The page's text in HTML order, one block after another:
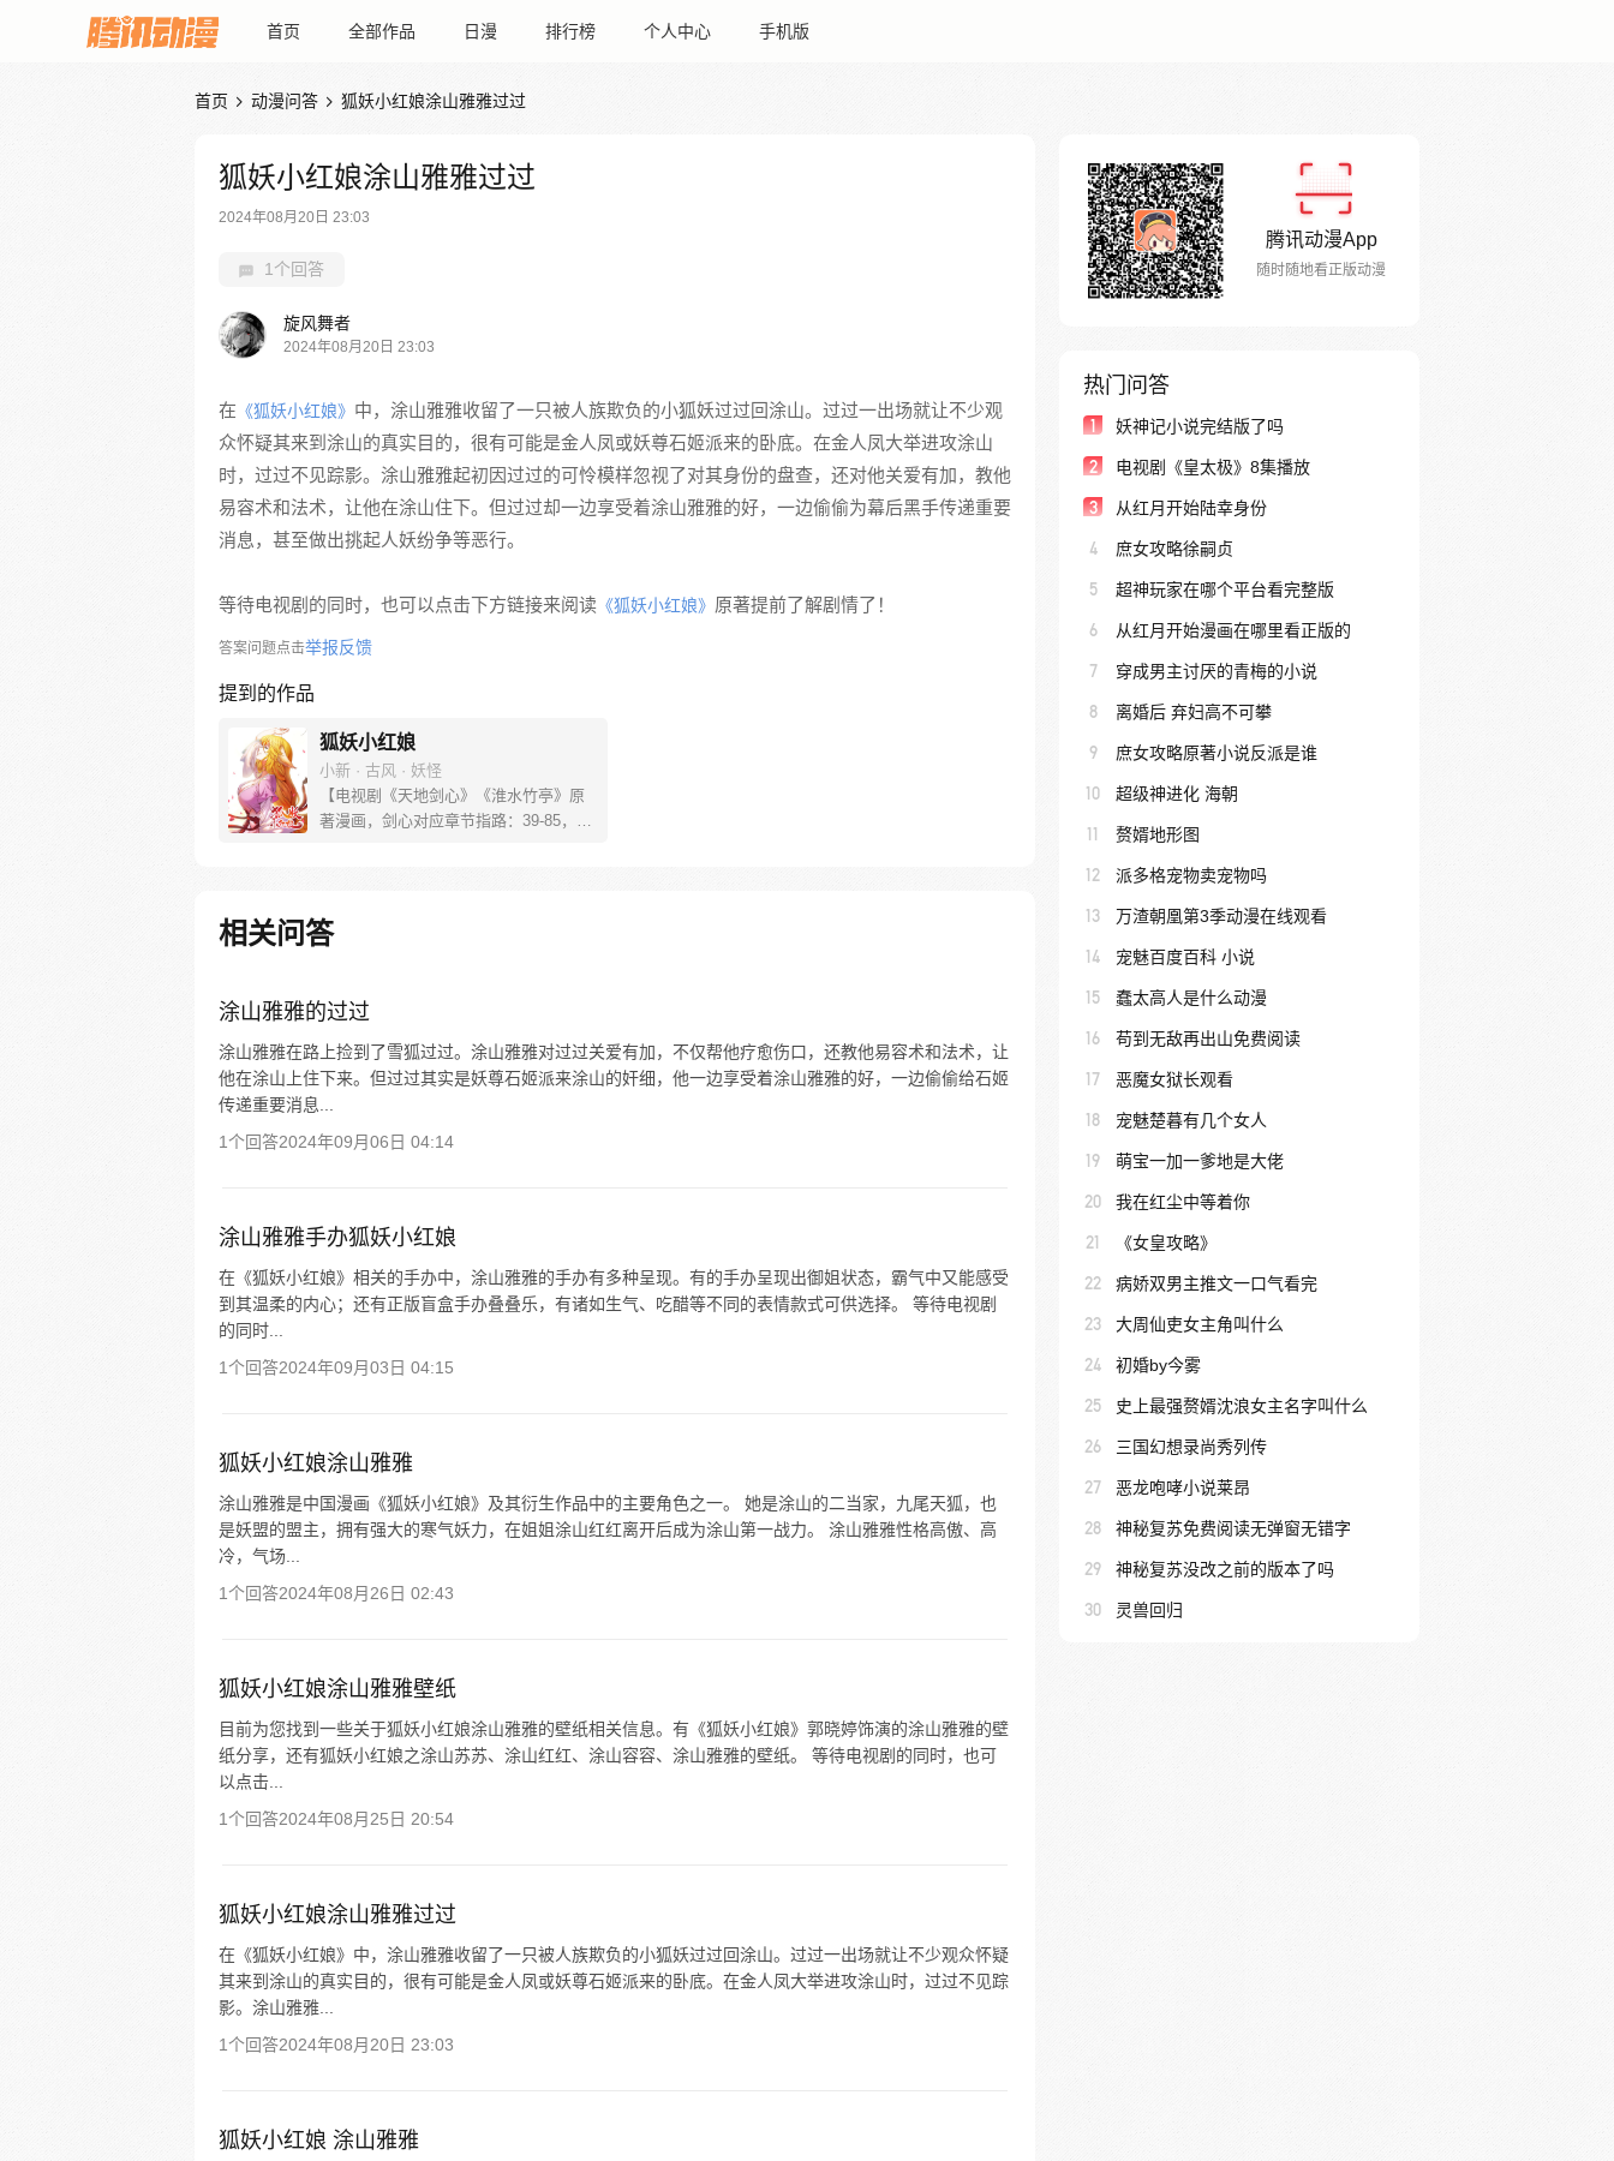
首页 全部作品 日漫 排行榜 个人中心 手机版
首页  动漫问答  狐妖小红娘涂山雅雅过过
狐妖小红娘涂山雅雅过过
2024年08月20日 23:03
1个回答
旋风舞者
2024年08月20日 23:03
在 《狐妖小红娘》 中，涂山雅雅收留了一只被人族欺负的小狐妖过过回涂山。过过一出场就让不少观
众怀疑其来到涂山的真实目的，很有可能是金人凤或妖尊石姬派来的卧底。在金人凤大举进攻涂山
时，过过不见踪影。涂山雅雅起初因过过的可怜模样忽视了对其身份的盘查，还对他关爱有加，教他
易容术和法术，让他在涂山住下。但过过却一边享受着涂山雅雅的好，一边偷偷为幕后黑手传递重要
消息，甚至做出挑起人妖纷争等恶行。
等待电视剧的同时，也可以点击下方链接来阅读 《狐妖小红娘》 原著提前了解剧情了！
答案问题点击举报反馈
提到的作品
狐妖小红娘
小新 · 古风 · 妖怪
【电视剧《天地剑心》《淮水竹亭》原
著漫画，剑心对应章节指路：39-85，淮
新。）
相关问答
涂山雅雅的过过
涂山雅雅在路上捡到了雪狐过过。涂山雅雅对过过关爱有加，不仅帮他疗愈伤口，还教他易容术和法术，让
他在涂山上住下来。但过过其实是妖尊石姬派来涂山的奸细，他一边享受着涂山雅雅的好，一边偷偷给石姬
传递重要消息...
1个回答2024年09月06日 04:14
涂山雅雅手办狐妖小红娘
在《狐妖小红娘》相关的手办中，涂山雅雅的手办有多种呈现。有的手办呈现出御姐状态，霸气中又能感受
到其温柔的内心；还有正版盲盒手办叠叠乐，有诸如生气、吃醋等不同的表情款式可供选择。 等待电视剧
的同时...
1个回答2024年09月03日 04:15
狐妖小红娘涂山雅雅
涂山雅雅是中国漫画《狐妖小红娘》及其衍生作品中的主要角色之一。 她是涂山的二当家，九尾天狐，也
是妖盟的盟主，拥有强大的寒气妖力，在姐姐涂山红红离开后成为涂山第一战力。 涂山雅雅性格高傲、高
冷，气场...
1个回答2024年08月26日 02:43
狐妖小红娘涂山雅雅壁纸
目前为您找到一些关于狐妖小红娘涂山雅雅的壁纸相关信息。有《狐妖小红娘》郭晓婷饰演的涂山雅雅的壁
纸分享，还有狐妖小红娘之涂山苏苏、涂山红红、涂山容容、涂山雅雅的壁纸。 等待电视剧的同时，也可
以点击...
1个回答2024年08月25日 20:54
狐妖小红娘涂山雅雅过过
在《狐妖小红娘》中，涂山雅雅收留了一只被人族欺负的小狐妖过过回涂山。过过一出场就让不少观众怀疑
其来到涂山的真实目的，很有可能是金人凤或妖尊石姬派来的卧底。在金人凤大举进攻涂山时，过过不见踪
影。涂山雅雅...
1个回答2024年08月20日 23:03
狐妖小红娘 涂山雅雅
腾讯动漫App
随时随地看正版动漫
热门问答
1 妖神记小说完结版了吗
2 电视剧《皇太极》8集播放
3 从红月开始陆幸身份
4 庶女攻略徐嗣贞
5 超神玩家在哪个平台看完整版
6 从红月开始漫画在哪里看正版的
7 穿成男主讨厌的青梅的小说
8 离婚后 弃妇高不可攀
9 庶女攻略原著小说反派是谁
10 超级神进化 海朝
11 赘婿地形图
12 派多格宠物卖宠物吗
13 万渣朝凰第3季动漫在线观看
14 宠魅百度百科 小说
15 蠢太高人是什么动漫
16 苟到无敌再出山免费阅读
17 恶魔女狱长观看
18 宠魅楚暮有几个女人
19 萌宝一加一爹地是大佬
20 我在红尘中等着你
21 《女皇攻略》
22 病娇双男主推文一口气看完
23 大周仙吏女主角叫什么
24 初婚by今雾
25 史上最强赘婿沈浪女主名字叫什么
26 三国幻想录尚秀列传
27 恶龙咆哮小说莱昂
28 神秘复苏免费阅读无弹窗无错字
29 神秘复苏没改之前的版本了吗
30 灵兽回归